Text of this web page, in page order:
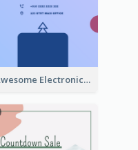
Awesome Electronics Sale Instagram Story